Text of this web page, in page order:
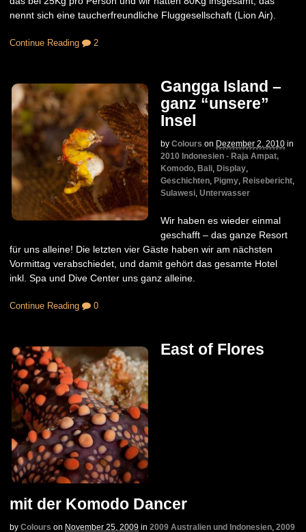
nennt sich eine taucherfreundliche Fluggesellschaft (Lion Air).
Continue Reading 2
Gangga Island –
ganz “unsere”
Insel
by Colours on Dezember 2, 2010 in
2010 Indonesien - Raja Ampat,
Komodo, Bali, Display,
Geschichten, Pigmy, Reisebericht,
Sulawesi, Unterwasser
Wir haben es wieder einmal
geschafft – das ganze Resort
für uns alleine! Die letzten vier Gäste haben wir am nächsten
Vormittag verabschiedet, und damit gehört das gesamte Hotel
inkl. Spa und Dive Center uns ganz alleine.
Continue Reading 0
East of Flores
mit der Komodo Dancer
by Colours on November 25, 2009 in 2009 Australien und Indonesien, 2009